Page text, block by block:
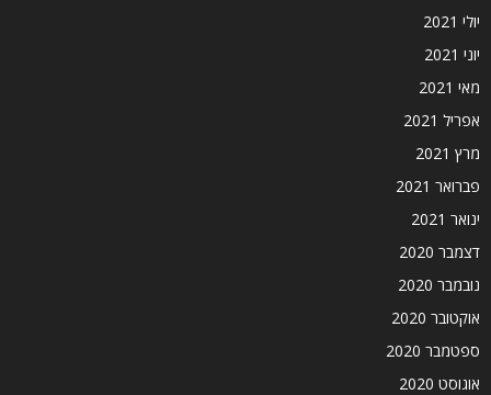
יולי 2021
יוני 2021
מאי 2021
אפריל 2021
מרץ 2021
פברואר 2021
ינואר 2021
דצמבר 2020
נובמבר 2020
אוקטובר 2020
ספטמבר 2020
אוגוסט 2020